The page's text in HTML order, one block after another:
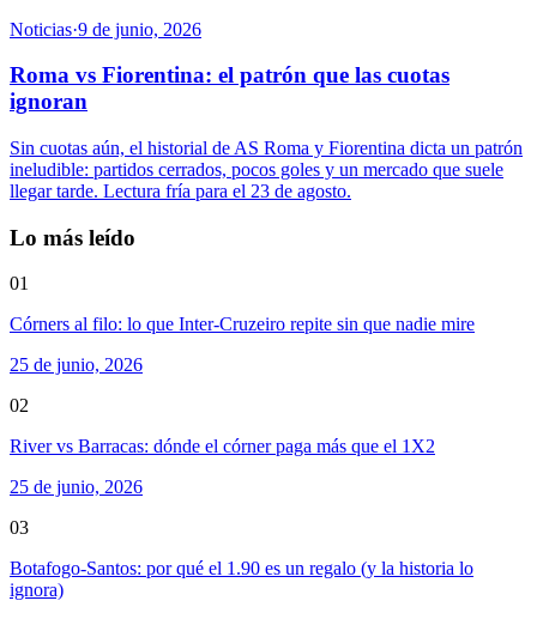
Noticias·9 de junio, 2026
Roma vs Fiorentina: el patrón que las cuotas
ignoran
Sin cuotas aún, el historial de AS Roma y Fiorentina dicta un patrón
ineludible: partidos cerrados, pocos goles y un mercado que suele
llegar tarde. Lectura fría para el 23 de agosto.
Lo más leído
01
Córners al filo: lo que Inter-Cruzeiro repite sin que nadie mire
25 de junio, 2026
02
River vs Barracas: dónde el córner paga más que el 1X2
25 de junio, 2026
03
Botafogo-Santos: por qué el 1.90 es un regalo (y la historia lo
ignora)